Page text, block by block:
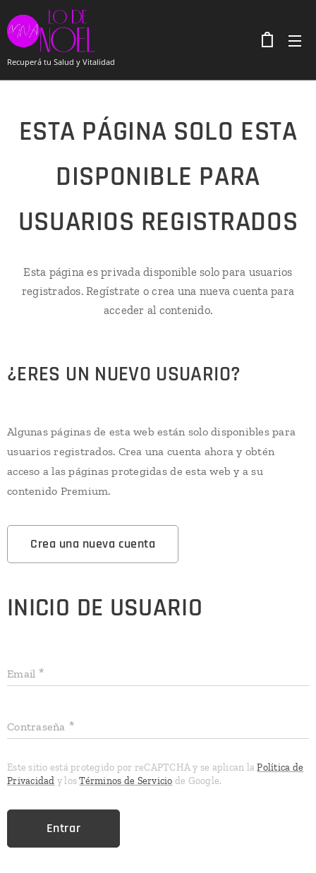
Recuperá tu Salud y Vitalidad
ESTA PÁGINA SOLO ESTA
DISPONIBLE PARA
USUARIOS REGISTRADOS
Esta página es privada disponible solo para usuarios
registrados. Regístrate o crea una nueva cuenta para
acceder al contenido.
¿ERES UN NUEVO USUARIO?
Algunas páginas de esta web están solo disponibles para
usuarios registrados. Crea una cuenta ahora y obtén
acceso a las páginas protegidas de esta web y a su
contenido Premium.
Crea una nueva cuenta
INICIO DE USUARIO
Email
Contraseña
Este sitio está protegido por reCAPTCHA y se aplican laPolítica de
Privacidad y losTérminos de Servicio de Google.
Entrar